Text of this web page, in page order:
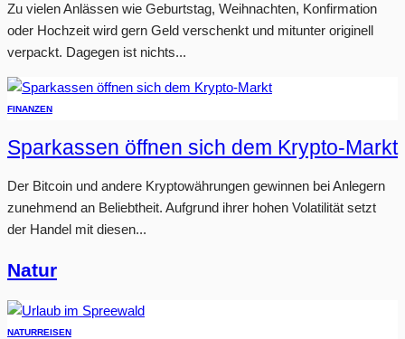
Zu vielen Anlässen wie Geburtstag, Weihnachten, Konfirmation
oder Hochzeit wird gern Geld verschenkt und mitunter originell
verpackt. Dagegen ist nichts...
FINANZEN
Sparkassen öffnen sich dem Krypto-Markt
Der Bitcoin und andere Kryptowährungen gewinnen bei Anlegern
zunehmend an Beliebtheit. Aufgrund ihrer hohen Volatilität setzt
der Handel mit diesen...
Natur
NATURREISEN